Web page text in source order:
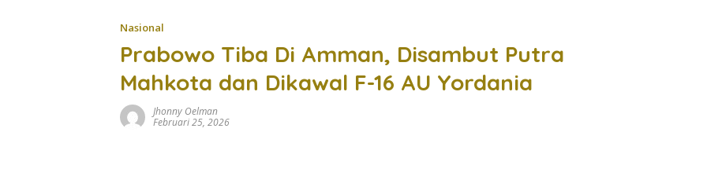
Nasional
Prabowo Tiba Di Amman, Disambut Putra
Mahkota dan Dikawal F-16 AU Yordania
Jhonny Oelman
Februari 25, 2026